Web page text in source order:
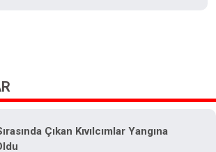
Çıkan Kıvılcımlar Yangına